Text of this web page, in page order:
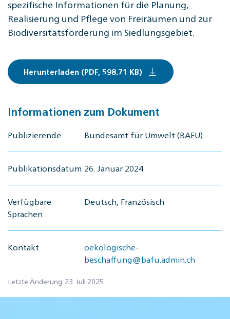
spezifische Informationen für die Planung,
Realisierung und Pflege von Freiräumen und zur
Biodiversitätsförderung im Siedlungsgebiet.
Herunterladen (PDF, 598.71 KB)
Informationen zum Dokument
Publizierende Bundesamt für Umwelt (BAFU)
Publikationsdatum 26. Januar 2024
Verfügbare
Sprachen
Deutsch, Französisch
Kontakt
oekologische-
beschaffung@bafu.admin.ch
Letzte Änderung: 23. Juli 2025